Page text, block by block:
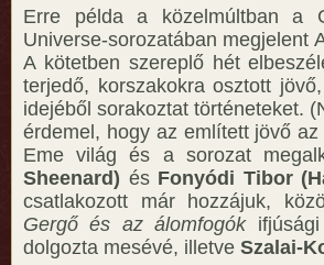
Erre példa a közelmúltban a
Universe-sorozatában megjelent
A kötetben szereplő hét
terjedő, korszakokra osztott
idejéből sorakoztat történeteket.
érdemel, hogy az említett jövő
Eme világ és a sorozat
Sheenard) és Fonyódi Tibor
csatlakozott már hozzájuk,
Gergő és az álomfogókifjúsági
dolgozta mesévé, illetve Szalai-